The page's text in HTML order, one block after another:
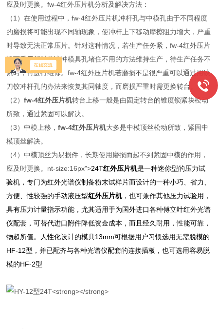
应及时更换。fw-4红外压片机分析及解决方法：
（1）在使用过程中，fw-4红外压片机冲杆孔与中模孔由于不同程度
的磨损将可能出现不同轴现象，使冲杆上下移动摩擦阻力增大，严重
时导致无法正常压片。针对这种情况，若生产任务紧，fw-4红外压片
机可采用暂时将该冲模具孔堵住不用的方法维持生产，待生产任务不
紧时，再进行维修。fw-4红外压片机若磨损不是很严重可以通过用铰
刀铰冲杆孔的办法来恢复其同轴度，而磨损严重时需更换转台。
（2）fw-4红外压片机转台上移一般是由固定转台的锥度锁紧块松动
所致，通过紧固可以解决。
（3）中模上移，fw-4红外压片机大多是中模顶丝松动所致，紧固中
模顶丝解决。
（4）中模顶丝为易损件，长期使用磨损而起不到紧固中模的作用，
应及时更换。nt-size:16px">24T红外压片机是一种迷你型的压力试
验机，专门为红外光谱仪制备粉末试样片而设计的一种小巧、省力、
方便、性较强的手动液压型红外压片机，也可兼作其他压力试验用，
具有压力计量指示功能，尤其适用于为国外进口各种傅立叶红外光谱
仪配套，可替代进口附件降低资金成本，而且经久耐用，性能可靠，
物超所值。人性化设计的模具13mm可根据用户习惯选用无需脱模的
HF-12型，并已配齐与各种光谱仪配套的连接插板，也可选用容易脱
模的HF-2型